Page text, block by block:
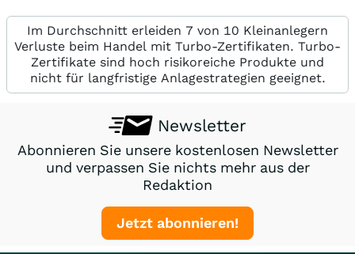
Im Durchschnitt erleiden 7 von 10 Kleinanlegern
Verluste beim Handel mit Turbo-Zertifikaten. Turbo-
Zertifikate sind hoch risikoreiche Produkte und
nicht für langfristige Anlagestrategien geeignet.
Newsletter
Abonnieren Sie unsere kostenlosen Newsletter
und verpassen Sie nichts mehr aus der
Redaktion
Jetzt abonnieren!